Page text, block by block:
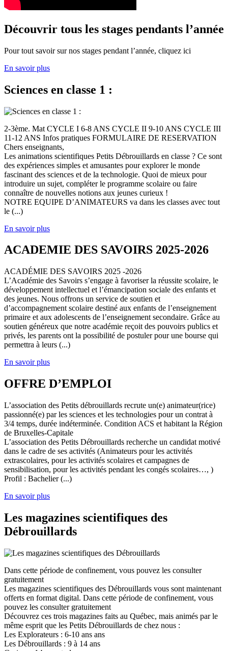
Découvrir tous les stages pendants l’année
Pour tout savoir sur nos stages pendant l’année, cliquez ici
En savoir plus
Sciences en classe 1 :
2-3ème. Mat CYCLE I 6-8 ANS CYCLE II 9-10 ANS CYCLE III
11-12 ANS Infos pratiques FORMULAIRE DE RESERVATION
Chers enseignants,
Les animations scientifiques Petits Débrouillards en classe ? Ce sont
des expériences simples et amusantes pour explorer le monde
fascinant des sciences et de la technologie. Quoi de mieux pour
introduire un sujet, compléter le programme scolaire ou faire
connaître de nouvelles notions aux jeunes curieux !
NOTRE EQUIPE D’ANIMATEURS va dans les classes avec tout
le (...)
En savoir plus
ACADEMIE DES SAVOIRS 2025-2026
ACADÉMIE DES SAVOIRS 2025 -2026
L’Académie des Savoirs s’engage à favoriser la réussite scolaire, le
développement intellectuel et l’émancipation sociale des enfants et
des jeunes. Nous offrons un service de soutien et
d’accompagnement scolaire destiné aux enfants de l’enseignement
primaire et aux adolescents de l’enseignement secondaire. Grâce au
soutien généreux que notre académie reçoit des pouvoirs publics et
privés, les parents ont la possibilité de postuler pour une bourse qui
permettra à leurs (...)
En savoir plus
OFFRE D’EMPLOI
L’association des Petits débrouillards recrute un(e) animateur(rice)
passionné(e) par les sciences et les technologies pour un contrat à
3/4 temps, durée indéterminée. Condition ACS et habitant la Région
de Bruxelles-Capitale
L’association des Petits Débrouillards recherche un candidat motivé
dans le cadre de ses activités (Animateurs pour les activités
extrascolaires, pour les activités scolaires et campagnes de
sensibilisation, pour les activités pendant les congés scolaires…, )
Profil : Bachelier (...)
En savoir plus
Les magazines scientifiques des
Débrouillards
Dans cette période de confinement, vous pouvez les consulter
gratuitement
Les magazines scientifiques des Débrouillards vous sont maintenant
offerts en format digital. Dans cette période de confinement, vous
pouvez les consulter gratuitement
Découvrez ces trois magazines faits au Québec, mais animés par le
même esprit que les Petits Débrouillards de chez nous :
Les Explorateurs : 6-10 ans ans
Les Débrouillards : 9 à 14 ans